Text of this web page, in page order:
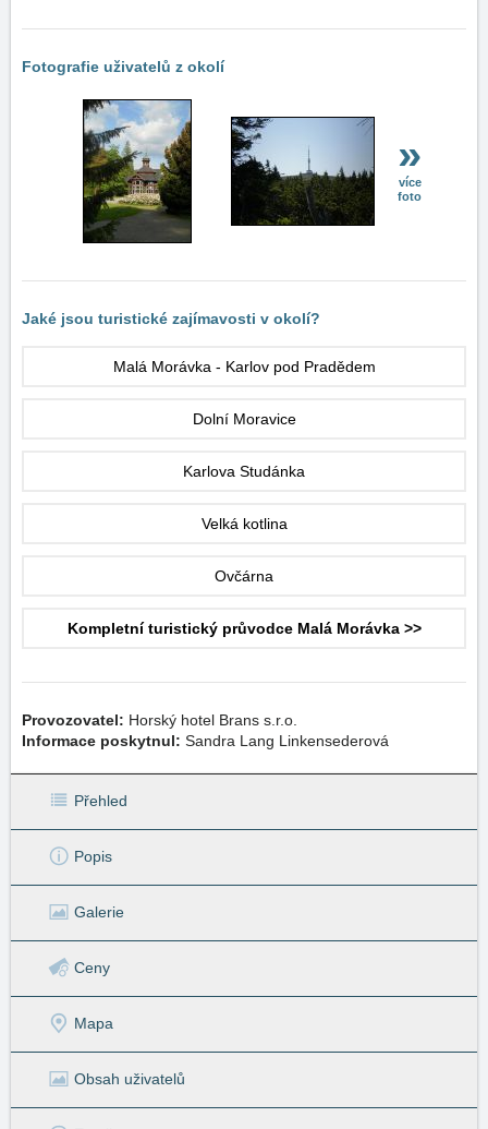
Fotografie uživatelů z okolí
»
více
foto
Jaké jsou turistické zajímavosti v okolí?
Malá Morávka - Karlov pod Pradědem
Dolní Moravice
Karlova Studánka
Velká kotlina
Ovčárna
Kompletní turistický průvodce Malá Morávka >>
Provozovatel: Horský hotel Brans s.r.o.
Informace poskytnul: Sandra Lang Linkensederová
Přehled
Popis
Galerie
Ceny
Mapa
Obsah uživatelů